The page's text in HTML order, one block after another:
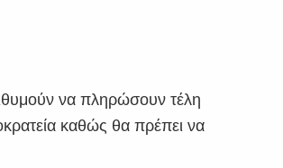
να πληρώσουν τέλη
καθώς θα πρέπει να